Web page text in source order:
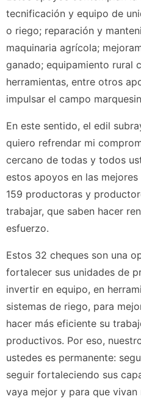
tecnificación y equipo de
o riego; reparación y
maquinaria agrícola;
ganado; equipamiento rural
herramientas, entre otros
impulsar el campo
En este sentido, el edil
quiero refrendar mi
cercano de todas y todos
estos apoyos en las
159 productoras y
trabajar, que saben hacer
esfuerzo.
Estos 32 cheques son una
fortalecer sus unidades de
invertir en equipo, en
sistemas de riego, para
hacer más eficiente su
productivos. Por eso,
ustedes es permanente:
seguir fortaleciendo sus
vaya mejor y para que